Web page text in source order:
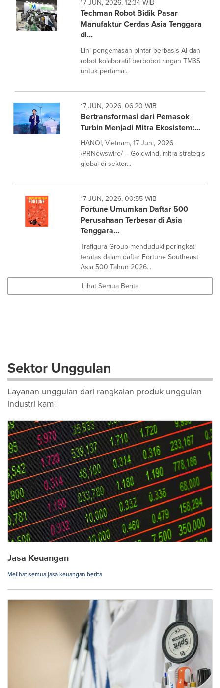
17 JUN, 2026, 12:34 WIB
Techman Robot Bidik Pasar
Manufaktur Cerdas Asia Tenggara
di...
Lini pengemasan pintar berbasis AI dan
robot kolaboratif berbobot ringan TM3S
untuk pertama...
17 JUN, 2026, 06:20 WIB
Bertransformasi dari Pemasok
Turbin Menjadi Mitra Ekosistem:...
HANOI, Vietnam, 17 Juni, 2026
/PRNewswire/ -- Goldwind, mitra strategis
global di sektor...
17 JUN, 2026, 00:55 WIB
Fortune Umumkan Daftar 500
Perusahaan Terbesar di Asia
Tenggara...
Trafigura Group menduduki peringkat
teratas dalam daftar Fortune Southeast
Asia 500 Tahun 2026...
Lihat Semua Berita
Sektor Unggulan
Layanan unggulan dari rangkaian produk unggulan
industri kami
Jasa Keuangan
Melihat semua jasa keuangan berita